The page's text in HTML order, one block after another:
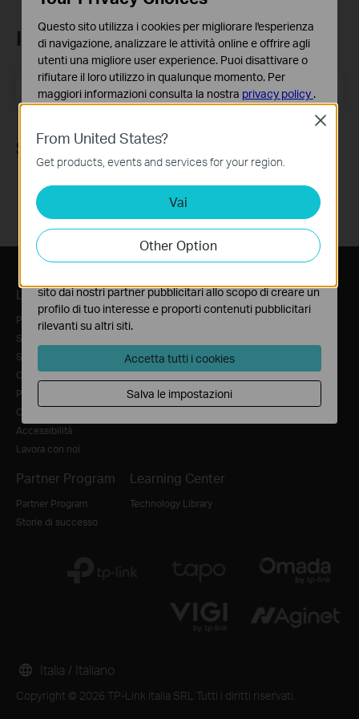
Iscriviti alla newsletter
Indirizzo email Iscriviti
Seguici
L'azienda
Profilo Aziendale
Sicurezza
Sostenibilità
Contattaci
Privacy
Cookie Policy
Accessibilità
Lavora con noi
Stampa
News
Avvertenza di sicurezza
Dove Acquistare
Computer Shops
Distributori
Partner Program
Partner Program
Storie di successo
Learning Center
Technology Library
Copyright © 2026 TP-Link Italia SRL Tutti i diritti riservati.
Italia / Italiano
From United States?
Get products, events and services for your region.
Vai
Other Option
Close
Questo sito utilizza i cookies per migliorare l'esperienza
di navigazione, analizzare le attività online e offrire agli
utenti una migliore user experience. Puoi disattivare o
rifiutare il loro utilizzo in qualunque momento. Per
maggiori informazioni consulta la nostra privacy policy .
Questi cookies sono necessari per il corretto
funzionamento del sito e non possono essere disattivati
nel tuo sistema.
Analytics e Marketing Cookies
I cookies analitici ci permettono di analizzare le tue
attività sul nostro sito allo scopo di migliorarne le
funzionalità.
sito dai nostri partner pubblicitari allo scopo di creare un
profilo di tuo interesse e proporti contenuti pubblicitari
rilevanti su altri siti.
Accetta tutti i cookies
Salva le impostazioni